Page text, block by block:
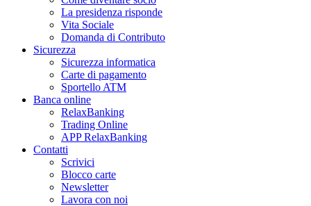
La presidenza risponde
Vita Sociale
Domanda di Contributo
Sicurezza
Sicurezza informatica
Carte di pagamento
Sportello ATM
Banca online
RelaxBanking
Trading Online
APP RelaxBanking
Contatti
Scrivici
Blocco carte
Newsletter
Lavora con noi